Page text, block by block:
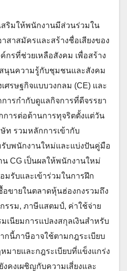
สริมให้พนักงานมีส่วนร่วมใน
สาสมัครและสร้างชื่อเสียงของ
กรที่ช่วยเหลือสังคม เพื่อสร้าง
นุนความรู้กับชุมชนและสังคม
ศรษฐกิจแบบวงกลม (CE) และ
ารกำกับดูแลกิจการที่ดีจรรยา
ารต่อต้านการทุจริตตั้งแต่วัน
ท รวมหลักการเข้ากับ
บพนักงานใหม่และแบ่งปันคู่มือ
น CG เป็นผลให้พนักงานใหม่
มรับและเข้าร่วมในการฝึก
ขายในตลาดหุ้นฮ่องกงรวมถึง
รรม, ภาษีแสตมป์, ค่าใช้จ่าย
เนียมการแปลงสกุลเงินสำหรับ
กนี้ภาษีอาจใช้ตามกฎระเบียบ
มายและกฎระเบียบที่แข็งแกร่ง
คงเผชิญกับความเสี่ยงและ